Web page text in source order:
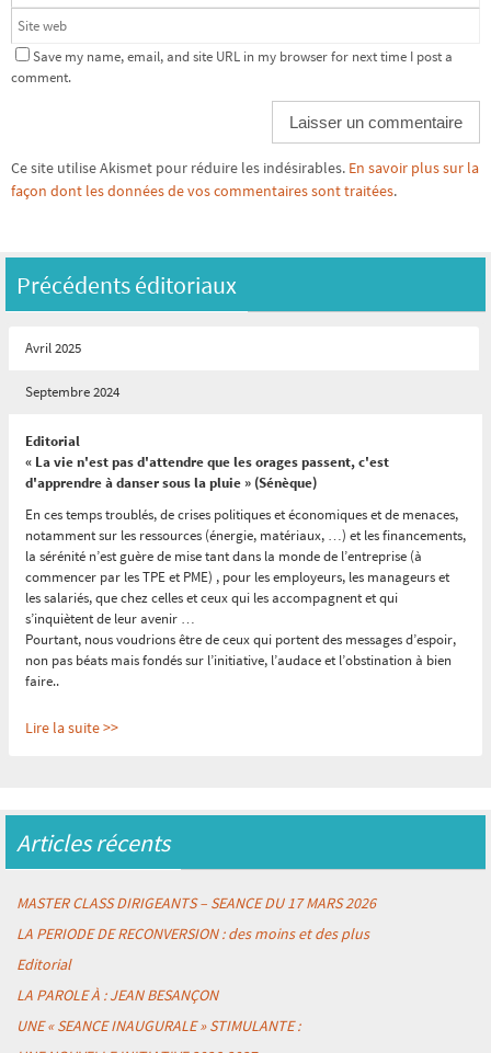
Save my name, email, and site URL in my browser for next time I post a
comment.
Ce site utilise Akismet pour réduire les indésirables. En savoir plus sur la
façon dont les données de vos commentaires sont traitées.
Précédents éditoriaux
Avril 2025
Septembre 2024
Editorial
« La vie n'est pas d'attendre que les orages passent, c'est
d'apprendre à danser sous la pluie » (Sénèque)
En ces temps troublés, de crises politiques et économiques et de menaces,
notamment sur les ressources (énergie, matériaux, …) et les financements,
la sérénité n’est guère de mise tant dans la monde de l’entreprise (à
commencer par les TPE et PME) , pour les employeurs, les manageurs et
les salariés, que chez celles et ceux qui les accompagnent et qui
s’inquiètent de leur avenir …
Pourtant, nous voudrions être de ceux qui portent des messages d’espoir,
non pas béats mais fondés sur l’initiative, l’audace et l’obstination à bien
faire..
Lire la suite >>
Le fait que l’expérience et sa reconnaissance précèdent (et nourrissent) la
reviendra largement début novembre).
sorte, il reste beaucoup de paramètres à prendre en compte et faire
bouger pour que cela
compétences, en Europe et surtout en France , où tant d’acteurs sont
tellement attachés à un triptyque
Articles récents
MASTER CLASS DIRIGEANTS – SEANCE DU 17 MARS 2026
LA PERIODE DE RECONVERSION : des moins et des plus
Editorial
LA PAROLE À : JEAN BESANÇON
UNE « SEANCE INAUGURALE » STIMULANTE :